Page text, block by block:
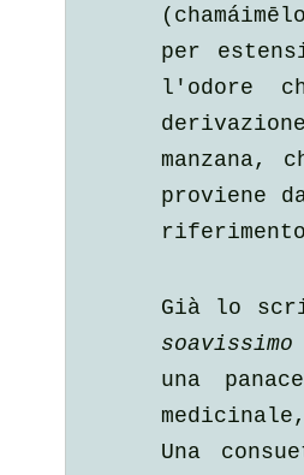
per
l'odore
proviene
Già lo
una
Una